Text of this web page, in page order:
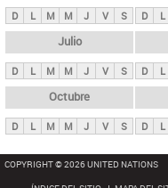
i
p
a
l
s
D L M M J V S D L
Julio
D L M M J V S D L
Octubre
D L M M J V S D L
COPYRIGHT © 2026 UNITED NATIONS